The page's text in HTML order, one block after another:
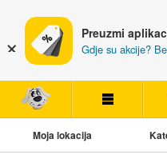
Preuzmi
Gdje su akcije?
Moja lokacija